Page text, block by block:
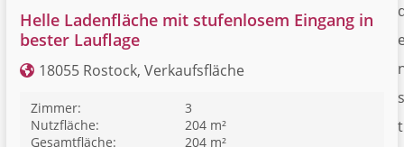
Helle Ladenfläche mit stufenlosem Eingang in
bester Lauflage
18055 Rostock, Verkaufsfläche
Zimmer:
3
Nutzfläche:
204 m²
Gesamtfläche:
204 m²
s
t